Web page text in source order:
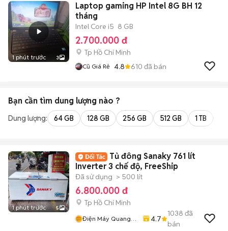
1 phút trước 3
Laptop gaming HP Intel 8G BH 12
tháng
Intel Core i5 8 GB
2.700.000 đ
Tp Hồ Chí Minh
Cũ Giá Rẻ 4.8 610 đã bán
Bạn cần tìm dung lượng nào ?
Dung lượng: 64 GB 128 GB 256 GB 512 GB 1 TB
1 phút trước 5
Tủ đông Sanaky 761 lít
Inverter 3 chế độ, FreeShip
Đã sử dụng > 500 lít
6.800.000 đ
Tp Hồ Chí Minh
Điện Máy Quang
4.7
1038 đã
bán